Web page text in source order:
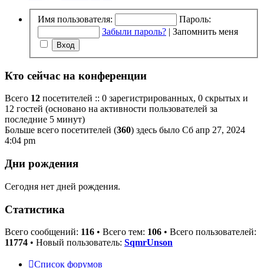
Имя пользователя:
Пароль:
Забыли пароль? | Запомнить меня
Кто сейчас на конференции
Всего 12 посетителей :: 0 зарегистрированных, 0 скрытых и
12 гостей (основано на активности пользователей за
последние 5 минут)
Больше всего посетителей (360) здесь было Сб апр 27, 2024
4:04 pm
Дни рождения
Сегодня нет дней рождения.
Статистика
Всего сообщений: 116 • Всего тем: 106 • Всего пользователей:
11774 • Новый пользователь: SqmrUnson
Список форумов